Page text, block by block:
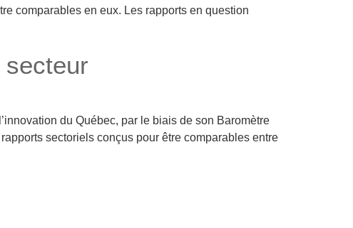
comparables en eux. Les rapports en question
secteur
du Québec, par le biais de son Baromètre
sectoriels conçus pour être comparables entre